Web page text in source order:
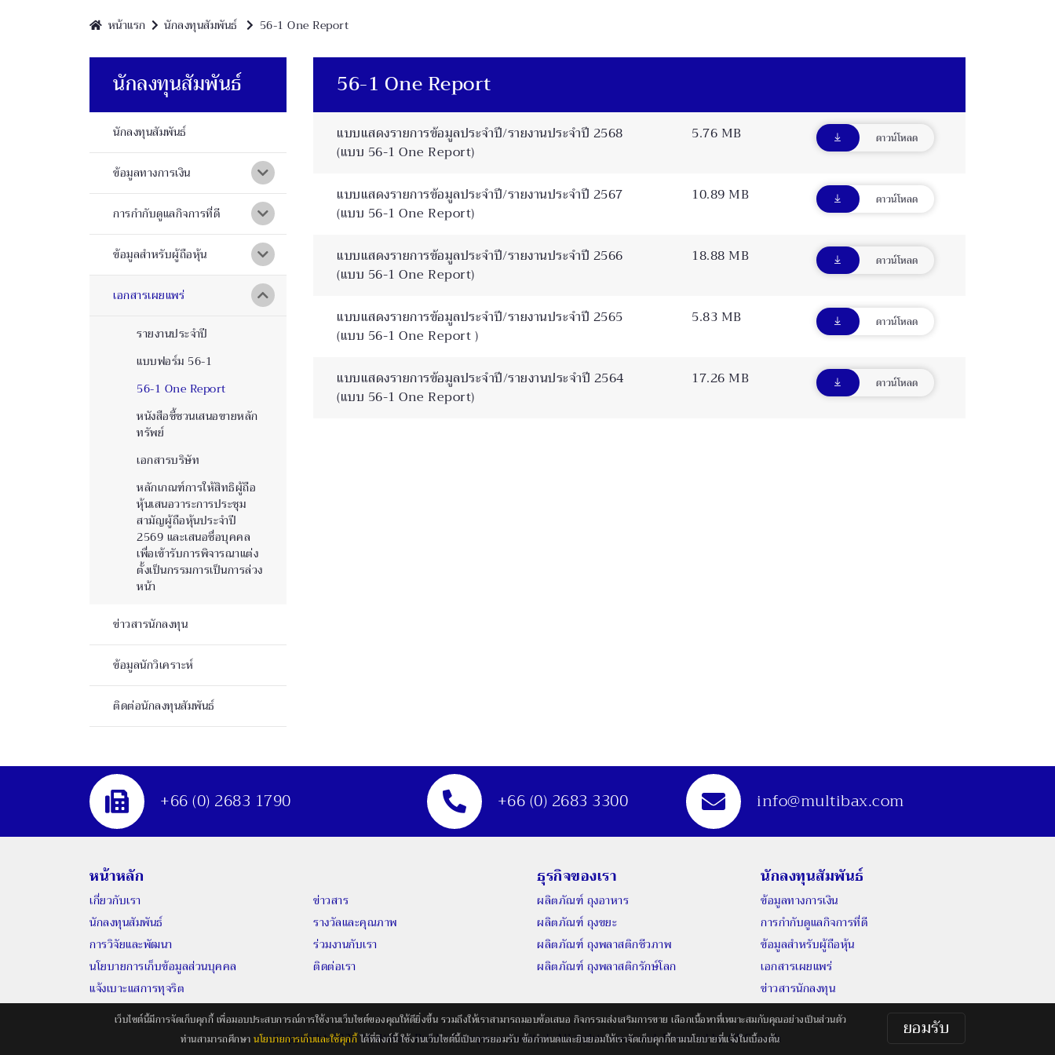
หน้าแรก นักลงทุนสัมพันธ์ 56-1 One Report
นักลงทุนสัมพันธ์
นักลงทุนสัมพันธ์
ข้อมูลทางการเงิน
การกำกับดูแลกิจการที่ดี
ข้อมูลสำหรับผู้ถือหุ้น
เอกสารเผยแพร่
รายงานประจำปี
แบบฟอร์ม 56-1
56-1 One Report
หนังสือชี้ชวนเสนอขายหลัก
ทรัพย์
เอกสารบริษัท
หลักเกณฑ์การให้สิทธิผู้ถือ
หุ้นเสนอวาระการประชุม
สามัญผู้ถือหุ้นประจำปี
2569 และเสนอชื่อบุคคล
เพื่อเข้ารับการพิจารณาแต่ง
ตั้งเป็นกรรมการเป็นการล่วง
หน้า
ข่าวสารนักลงทุน
ข้อมูลนักวิเคราะห์
ติดต่อนักลงทุนสัมพันธ์
56-1 One Report
แบบแสดงรายการข้อมูลประจำปี/รายงานประจำปี 2568
(แบบ 56-1 One Report)
5.76 MB ดาวน์โหลด
แบบแสดงรายการข้อมูลประจำปี/รายงานประจำปี 2567
(แบบ 56-1 One Report)
10.89 MB ดาวน์โหลด
แบบแสดงรายการข้อมูลประจำปี/รายงานประจำปี 2566
(แบบ 56-1 One Report)
18.88 MB ดาวน์โหลด
แบบแสดงรายการข้อมูลประจำปี/รายงานประจำปี 2565
(แบบ 56-1 One Report )
5.83 MB ดาวน์โหลด
แบบแสดงรายการข้อมูลประจําปี/รายงานประจําปี 2564
(แบบ 56-1 One Report)
17.26 MB ดาวน์โหลด
+66 (0) 2683 1790 +66 (0) 2683 3300 info@multibax.com
หน้าหลัก
เกี่ยวกับเรา
นักลงทุนสัมพันธ์
การวิจัยและพัฒนา
นโยบายการเก็บข้อมูลส่วนบุคคล
แจ้งเบาะแสการทุจริต
ข่าวสาร
รางวัลและคุณภาพ
ร่วมงานกับเรา
ติดต่อเรา
ธุรกิจของเรา
ผลิตภัณฑ์ ถุงอาหาร
ผลิตภัณฑ์ ถุงขยะ
ผลิตภัณฑ์ ถุงพลาสติกชีวภาพ
ผลิตภัณฑ์ ถุงพลาสติกรักษ์โลก
นักลงทุนสัมพันธ์
ข้อมูลทางการเงิน
การกำกับดูแลกิจการที่ดี
ข้อมูลสำหรับผู้ถือหุ้น
เอกสารเผยแพร่
ข่าวสารนักลงทุน
Copyright 2026 Multibax Public Company Limited.All rights reserved. Powered byQPC.co.th
เว็บไซต์นี้มีการจัดเก็บคุกกี้ เพื่อมอบประสบการณ์การใช้งานเว็บไซต์ของคุณให้ดียิ่งขึ้น รวมถึงให้เราสามารถมอบข้อเสนอ กิจกรรมส่งเสริมการขาย เลือกเนื้อหาที่เหมาะสมกับคุณอย่างเป็นส่วนตัว
ท่านสามารถศึกษานโยบายการเก็บและใช้คุกกี้ได้ที่ลิงก์นี้ ใช้งานเว็บไซต์นี้เป็นการยอมรับ ข้อกำหนดและยินยอมให้เราจัดเก็บคุกกี้ตามนโยบายที่แจ้งในเบื้องต้น ยอมรับ